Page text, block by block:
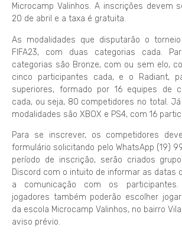
Microcamp Valinhos. A inscrições devem
20 de abril e a taxa é gratuita.
As modalidades que disputarão o
FIFA23, com duas categorias cada.
categorias são Bronze, com ou sem elo,
cinco participantes cada, e o Radiant,
superiores, formado por 16 equipes de
cada, ou seja, 80 competidores no total. Já
modalidades são XBOX e PS4, com 16
Para se inscrever, os competidores
formulário solicitando pelo WhatsApp (19)
período de inscrição, serão criados
Discord com o intuito de informar as datas
a comunicação com os
jogadores também poderão escolher
da escola Microcamp Valinhos, no bairro
aviso prévio.